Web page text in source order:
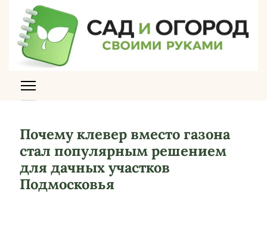
Почему клевер вместо газона
стал популярным решением
для дачных участков
Подмосковья